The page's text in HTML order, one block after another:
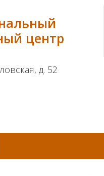
центр
д. 52